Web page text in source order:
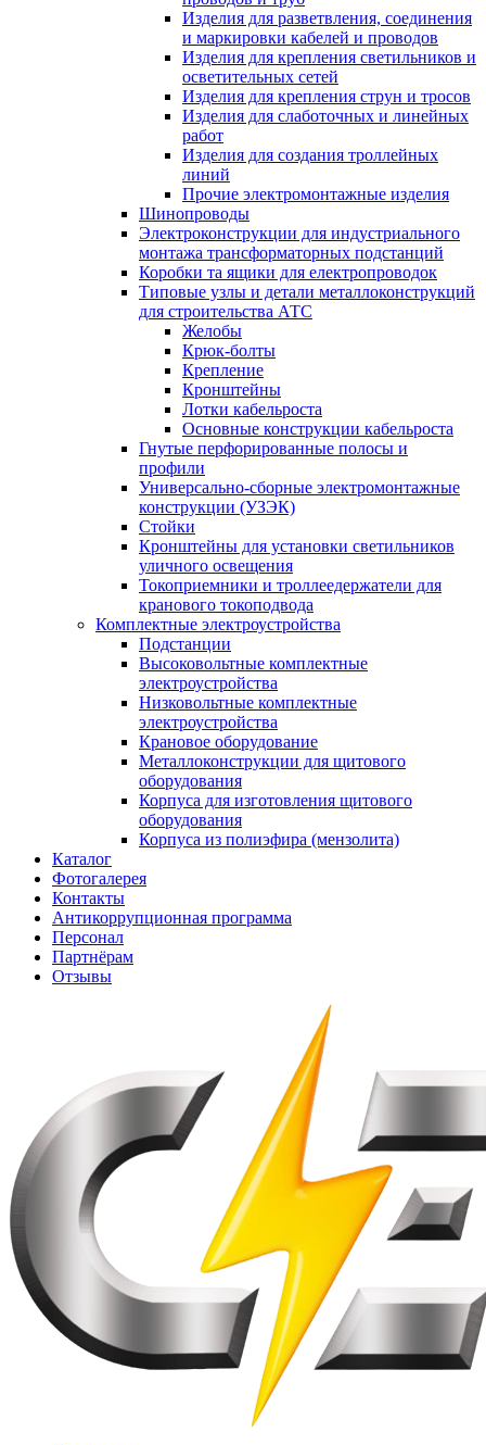
Изделия для разветвления, соединения
и маркировки кабелей и проводов
Изделия для крепления светильников и
осветительных сетей
Изделия для крепления струн и тросов
Изделия для слаботочных и линейных
работ
Изделия для создания троллейных
линий
Прочие электромонтажные изделия
Шинопроводы
Электроконструкции для индустриального
монтажа трансформаторных подстанций
Коробки та ящики для електропроводок
Типовые узлы и детали металлоконструкций
для строительства АТС
Желобы
Крюк-болты
Крепление
Кронштейны
Лотки кабельроста
Основные конструкции кабельроста
Гнутые перфорированные полосы и
профили
Универсально-сборные электромонтажные
конструкции (УЗЭК)
Стойки
Кронштейны для установки светильников
уличного освещения
Токоприемники и троллеедержатели для
кранового токоподвода
Комплектные электроустройства
Подстанции
Высоковольтные комплектные
электроустройства
Низковольтные комплектные
электроустройства
Крановое оборудование
Металлоконструкции для щитового
оборудования
Корпуса для изготовления щитового
оборудования
Корпуса из полиэфира (мензолита)
Каталог
Фотогалерея
Контакты
Антикоррупционная программа
Персонал
Партнёрам
Отзывы